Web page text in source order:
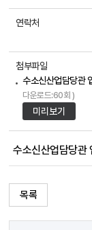
연락처
첨부파일
수소신산업담당관
다운로드:60회 )
미리보기
수소신산업담당관
목록